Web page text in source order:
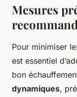
Mesures
Pour minimiser
est essentiel
bon
dynamiques,